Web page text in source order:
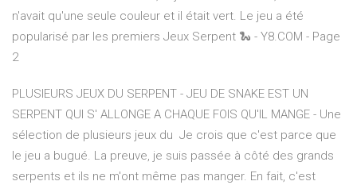
n'avait qu'une seule couleur et il était vert. Le jeu a été
popularisé par les premiers Jeux Serpent 🐍 - Y8.COM - Page
2
PLUSIEURS JEUX DU SERPENT - JEU DE SNAKE EST UN
SERPENT QUI S' ALLONGE A CHAQUE FOIS QU'IL MANGE - Une
sélection de plusieurs jeux du Je crois que c'est parce que
le jeu a bugué. La preuve, je suis passée à côté des grands
serpents et ils ne m'ont même pas manger. En fait, c'est